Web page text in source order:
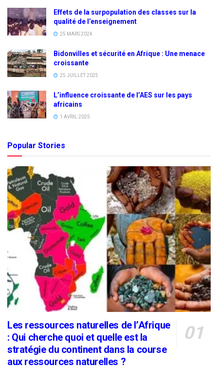
Effets de la surpopulation des classes sur la
qualité de l’enseignement
25 MARS 2024
Bidonvilles et sécurité en Afrique : Une menace
croissante
25 JUILLET 2025
L’influence croissante de l’AES sur les pays
africains
1 AVRIL 2025
Popular Stories
Les ressources naturelles de l’Afrique
: Qui cherche quoi et quelle est la
stratégie du continent dans la course
aux ressources naturelles ?